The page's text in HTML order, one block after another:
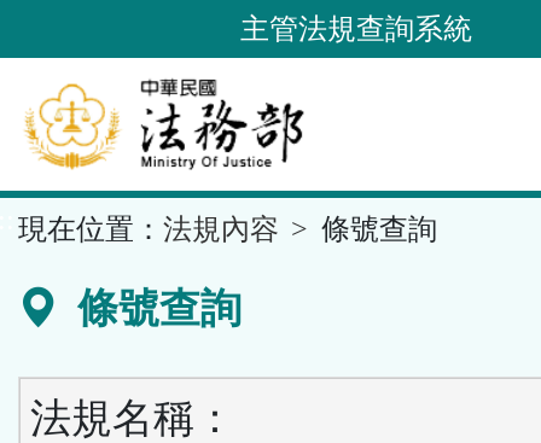
到
要
內
容
區
主管法規查詢系統
現在位置： 法規內容 條號查詢
條號查詢
法規名稱：